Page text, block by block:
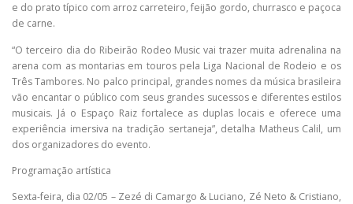
e do prato típico com arroz carreteiro, feijão gordo, churrasco e paçoca
de carne.
“O terceiro dia do Ribeirão Rodeo Music vai trazer muita adrenalina na
arena com as montarias em touros pela Liga Nacional de Rodeio e os
Três Tambores. No palco principal, grandes nomes da música brasileira
vão encantar o público com seus grandes sucessos e diferentes estilos
musicais. Já o Espaço Raiz fortalece as duplas locais e oferece uma
experiência imersiva na tradição sertaneja”, detalha Matheus Calil, um
dos organizadores do evento.
Programação artística
Sexta-feira, dia 02/05 – Zezé di Camargo & Luciano, Zé Neto & Cristiano,